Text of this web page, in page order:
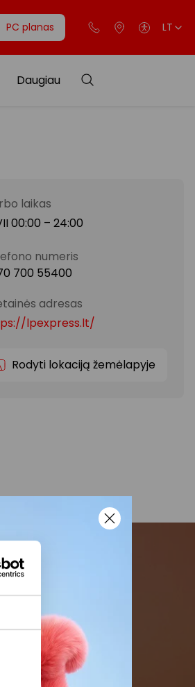
PC planas LT
Daugiau
laikas
00:00 – 24:00
numeris
700 55400
adresas
lpexpress.lt/
Rodyti lokaciją žemėlapyje